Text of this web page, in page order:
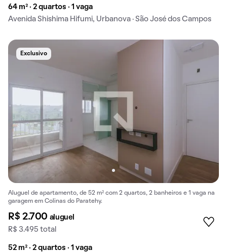
64 m² · 2 quartos · 1 vaga
Avenida Shishima Hifumi, Urbanova · São José dos Campos
Exclusivo
Aluguel de apartamento, de 52 m² com 2 quartos, 2 banheiros e 1 vaga na
garagem em Colinas do Paratehy.
R$ 2.700 aluguel
R$ 3.495 total
52 m² · 2 quartos · 1 vaga